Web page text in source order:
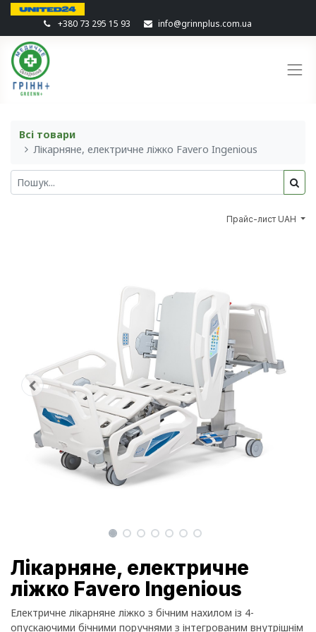
+380 73 295 15 93 info@grinnplus.com.ua
Всі товари
Лікарняне, електричне ліжко Favero Ingenious
Прайс-лист UAH
Лікарняне, електричне
ліжко Favero Ingenious
Електричне лікарняне ліжко з бічним нахилом із 4-
опускаючими бічними поручнями з інтегрованим внутрішнім